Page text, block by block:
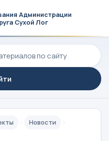
Администрации
Сухой Лог
Новости